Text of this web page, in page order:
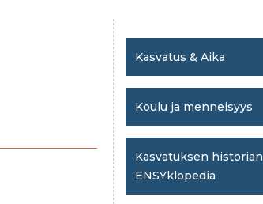
Kasvatus & Aika
Koulu ja menneisyys
Kasvatuksen historian
ENSYklopedia